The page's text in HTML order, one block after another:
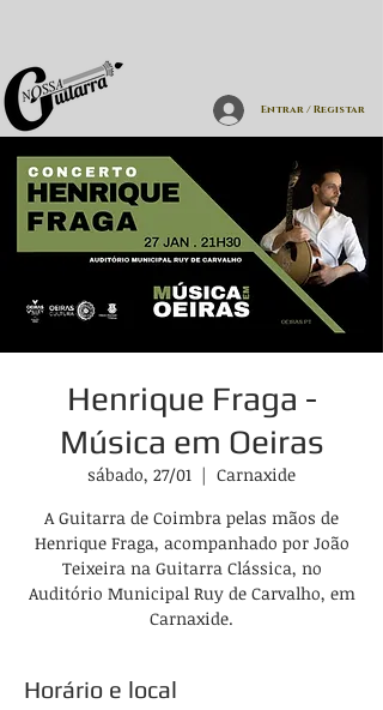
Entrar / Registar
Henrique Fraga -
Música em Oeiras
sábado, 27/01
  |
Carnaxide
A Guitarra de Coimbra pelas mãos de
Henrique Fraga, acompanhado por João
Teixeira na Guitarra Clássica, no
Auditório Municipal Ruy de Carvalho, em
Carnaxide.
Horário e local